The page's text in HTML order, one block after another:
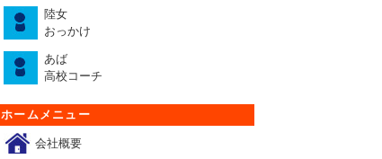
陸女
おっかけ
あば
高校コーチ
ホームメニュー
会社概要